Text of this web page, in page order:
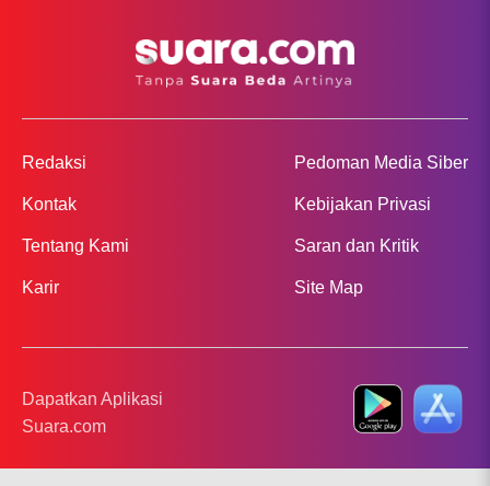
Redaksi
Kontak
Tentang Kami
Karir
Pedoman Media Siber
Kebijakan Privasi
Saran dan Kritik
Site Map
Dapatkan Aplikasi
Suara.com